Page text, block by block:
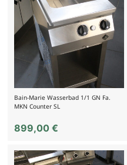
Bain-Marie Wasserbad 1/1 GN Fa.
MKN Counter SL
899,00 €